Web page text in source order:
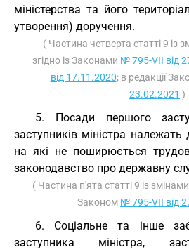
міністерства та його
утворення) доручення.
( Частина четверта статті 9 із
згідно із Законами № 795-VII від
від 17.11.2020; в редакції
23.02.2021 )
5. Посади першого
заступників міністра
на які не поширюється
законодавство про державну
( Частина п'ята статті 9 із
Законом № 795-VII від
6. Соціальне та інше
заступника міністра,